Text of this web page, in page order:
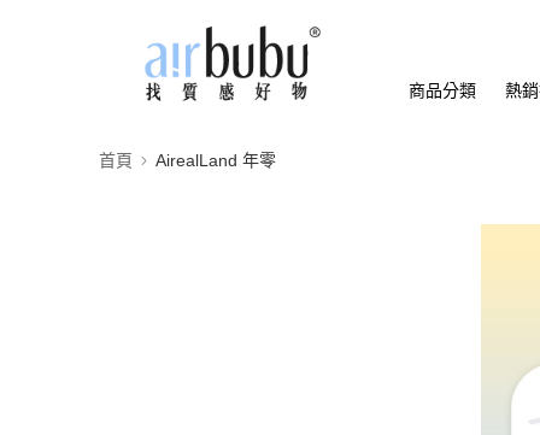
商品分類 熱
首頁 AirealLand 年零